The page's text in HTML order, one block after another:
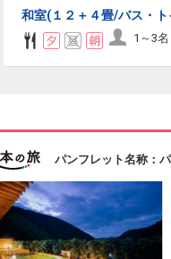
和室(１２＋４畳/バス・ト
1～3名
パンフレット名称：